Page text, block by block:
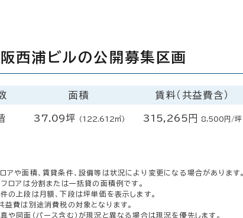
西浦ビルの公開募集区画
面積 賃料（共益費含）
37.09坪 （122.612㎡） 315,265円 8,500円/坪
アや面積、賃貸条件、設備等は状況により変更になる場合があります。
フロアは分割または一括貸の面積例です。
の上段は月額、下段は坪単価を表示します。
益費は別途消費税の対象となります。
や図面（パース含む）が現況と異なる場合は現況を優先します。